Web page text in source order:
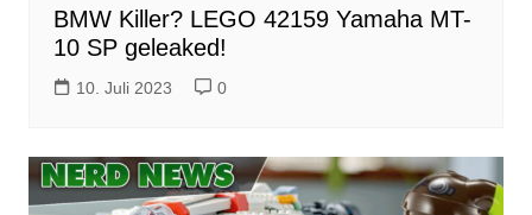
BMW Killer? LEGO 42159 Yamaha MT-
10 SP geleaked!
10. Juli 2023 0